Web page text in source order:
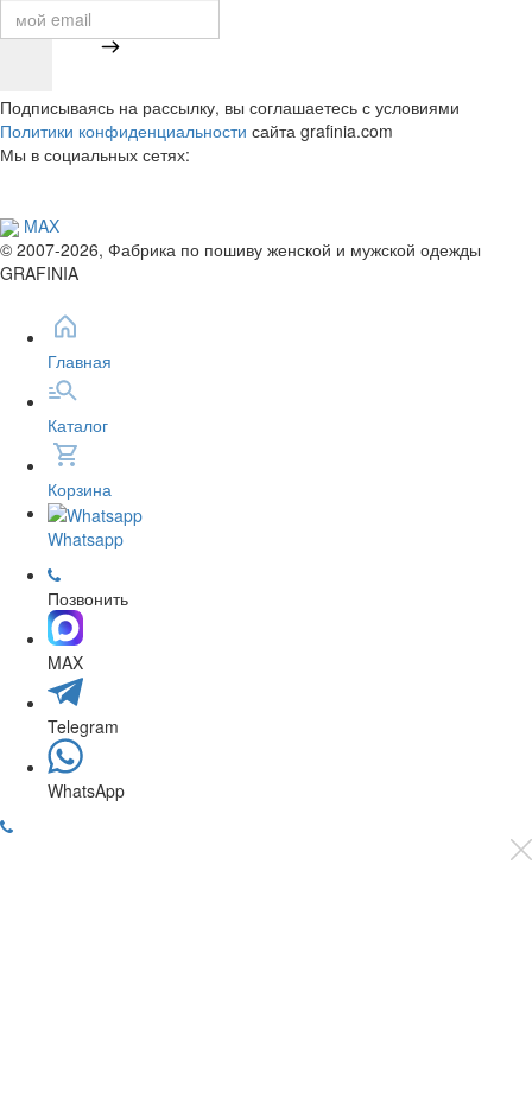
Подписываясь на рассылку, вы соглашаетесь с условиями
Политики конфиденциальности сайта grafinia.com
Мы в социальных сетях:
MAX
© 2007-2026, Фабрика по пошиву женской и мужской одежды
GRAFINIA
Главная
Каталог
Корзина
Whatsapp
Позвонить
MAX
Telegram
WhatsApp